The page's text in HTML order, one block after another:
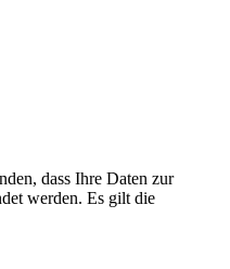
dass Ihre Daten zur
werden. Es gilt die